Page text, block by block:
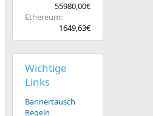
55980,00€
Ethereum
1649,63€
Wichtige
Links
Bannertausch
Regeln